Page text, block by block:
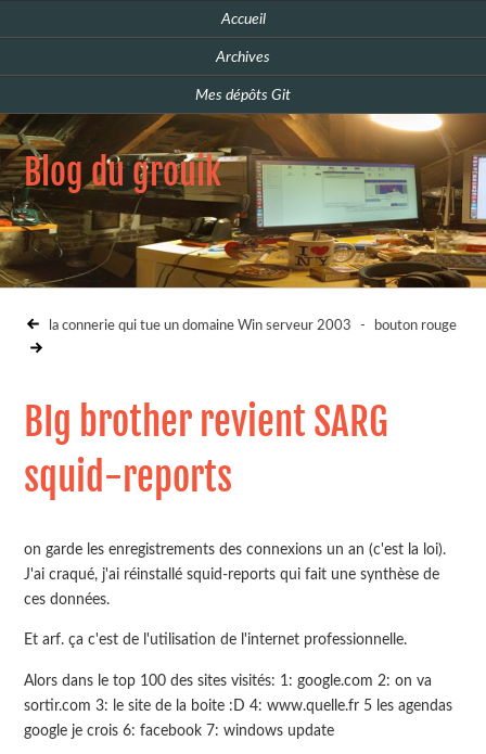
Accueil
Archives
Mes dépôts Git
Blog du grouik
la connerie qui tue un domaine Win serveur 2003 - bouton rouge
BIg brother revient SARG
squid-reports
on garde les enregistrements des connexions un an (c'est la loi).
J'ai craqué, j'ai réinstallé squid-reports qui fait une synthèse de
ces données.
Et arf. ça c'est de l'utilisation de l'internet professionnelle.
Alors dans le top 100 des sites visités: 1: google.com 2: on va
sortir.com 3: le site de la boite :D 4: www.quelle.fr 5 les agendas
google je crois 6: facebook 7: windows update